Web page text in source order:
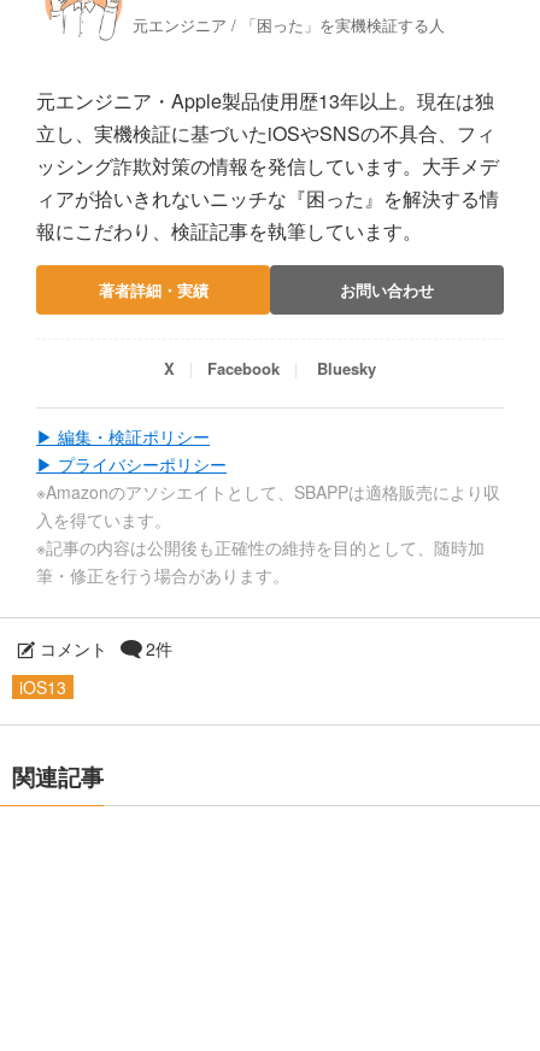
元エンジニア / 「困った」を実機検証する人
元エンジニア・Apple製品使用歴13年以上。現在は独
立し、実機検証に基づいたiOSやSNSの不具合、フィ
ッシング詐欺対策の情報を発信しています。大手メデ
ィアが拾いきれないニッチな『困った』を解決する情
報にこだわり、検証記事を執筆しています。
著者詳細・実績 お問い合わせ
X Facebook Bluesky
▶ 編集・検証ポリシー
▶ プライバシーポリシー
※Amazonのアソシエイトとして、SBAPPは適格販売により収
入を得ています。
※記事の内容は公開後も正確性の維持を目的として、随時加
筆・修正を行う場合があります。
コメント
2件
iOS13
関連記事